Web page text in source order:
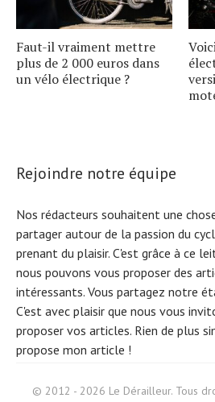
Faut-il vraiment mettre
plus de 2 000 euros dans
un vélo électrique ?
Rejoindre notre équipe
Nos rédacteurs souhaitent une
partager autour de la passion du
prenant du plaisir. C'est grâce à ce
nous pouvons vous proposer des
intéressants. Vous partagez notre
C'est avec plaisir que nous vous
proposer vos articles. Rien de plus
propose mon article !
© 2012 - 2026 Le Dérailleur. Tous
Search